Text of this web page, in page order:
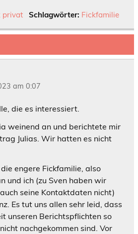
privat Schlagwörter: Fickfamilie
am 0:07
die es interessiert.
weinend an und berichtete mir
Julias. Wir hatten es nicht
engere Fickfamilie, also
und ich (zu Sven haben wir
seine Kontaktdaten nicht)
Es tut uns allen sehr leid, dass
unseren Berichtspflichten so
nachgekommen sind. Vor